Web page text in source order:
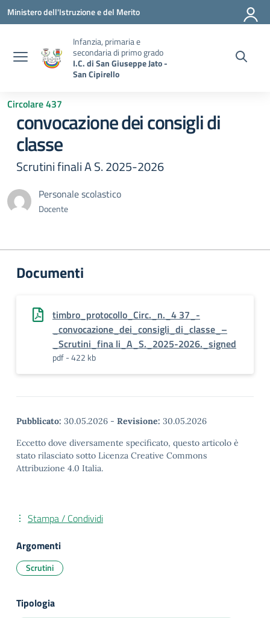
Vai ai contenuti
Vai al menu di navigazione
Vai al footer
Ministero dell'Istruzione e del Merito
Infanzia, primaria e
secondaria di primo grado
I.C. di San Giuseppe Jato -
San Cipirello
Circolare 437
convocazione dei consigli di
classe
Scrutini finali A S. 2025-2026
Personale scolastico
Docente
Documenti
timbro_protocollo_Circ._n._4 37_-
_convocazione_dei_consigli_di_classe_–
_Scrutini_fina li_A_S._2025-2026._signed
pdf - 422 kb
Pubblicato: 30.05.2026 - Revisione: 30.05.2026
Eccetto dove diversamente specificato, questo articolo è
stato rilasciato sotto Licenza Creative Commons
Attribuzione 4.0 Italia.
Stampa / Condividi
Argomenti
Scrutini
Tipologia